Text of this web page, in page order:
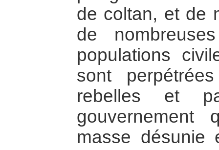
de coltan, et de
de
populations
sont
rebelles et
gouvernement
masse désunie